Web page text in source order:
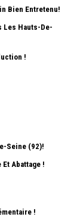
Bien Entretenu!
Les Hauts-De-
!
Seine (92)!
Abattage !
!